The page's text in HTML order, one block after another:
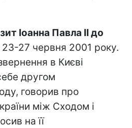
Іоанна Павла II до
23-27 червня 2001 року.
в Києві
другом
говорив про
між Сходом і
на її